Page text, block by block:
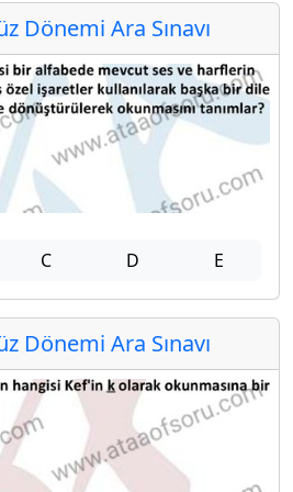
Dönemi Ara Sınavı
C D E
Dönemi Ara Sınavı